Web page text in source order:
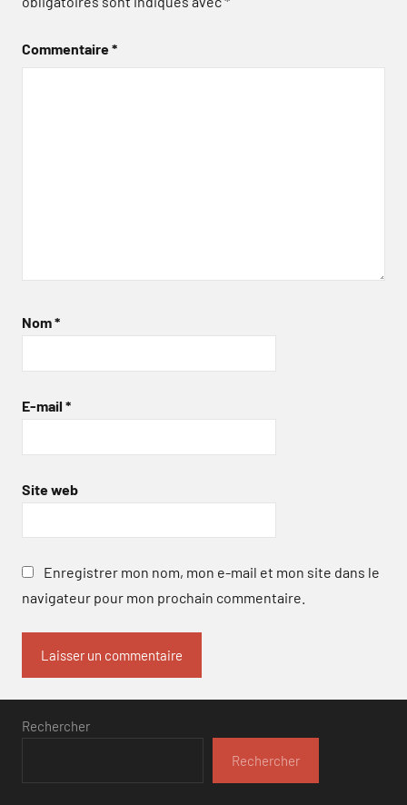
Commentaire*
Nom*
E-mail *
Site web
Enregistrer mon nom, mon e-mail et mon site dans le
navigateur pour mon prochain commentaire.
Rechercher
Rechercher